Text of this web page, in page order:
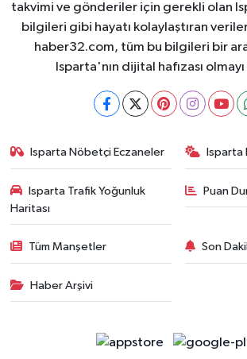
takvimi ve gönderiler için gerekli olan
bilgileri gibi hayatı kolaylaştıran
haber32.com, tüm bu bilgileri bir
Isparta'nın dijital hafızası
Isparta Nöbetçi Eczaneler Isparta
Isparta Trafik Yoğunluk
Haritası
Puan
Tüm Manşetler Son
Haber Arşivi